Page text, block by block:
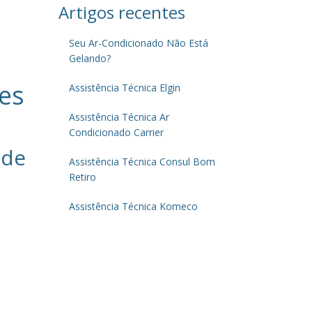
Artigos recentes
Seu Ar-Condicionado Não Está
Gelando?
Assistência Técnica Elgin
Assistência Técnica Ar
Condicionado Carrier
Assistência Técnica Consul Bom
Retiro
Assistência Técnica Komeco